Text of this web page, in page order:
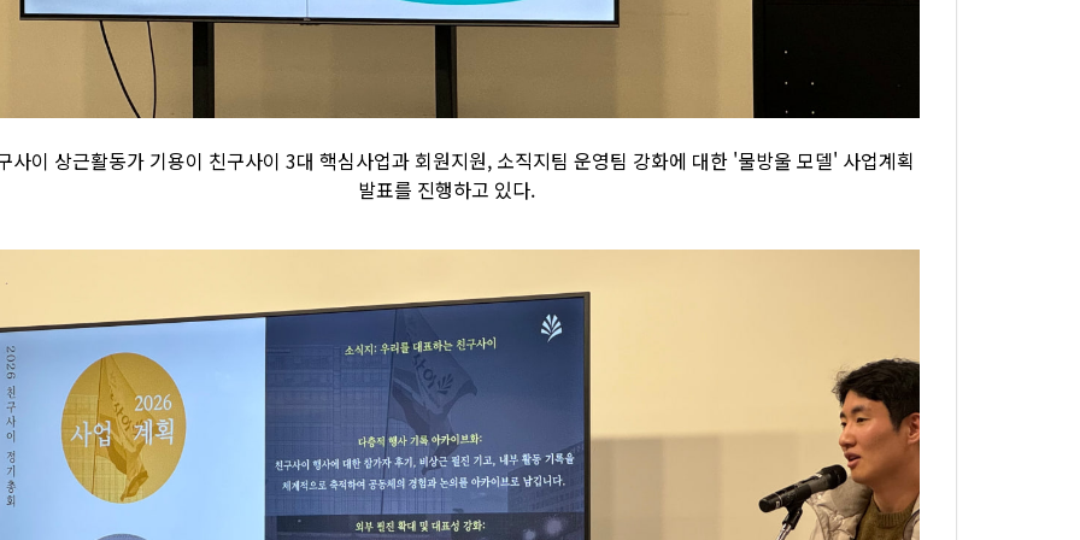
사이 상근활동가 기용이 친구사이 3대 핵심사업과 회원지원, 소직지팀 운영팀 강화에 대한 '물방울 모델' 사업계획
발표를 진행하고 있다.